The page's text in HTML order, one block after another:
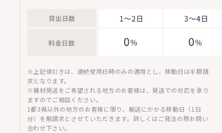
※上記値引きは、連続使用日時のみの適用とし、移動日は半額請
求となります。
※機材発送をご希望される地方のお客様は、発送での対応を承り
ますのでご相談ください。
1都3県以外の地方のお客様に限り、輸送にかかる移動日（1日
分）を無請求とさせていただきます。詳しくはご発注の際お問い
合わせ下さい。